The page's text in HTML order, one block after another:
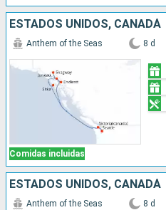
ESTADOS UNIDOS, CANADÁ
Comidas incluidas
Anthem of the Seas 8 d
ESTADOS UNIDOS, CANADÁ
Anthem of the Seas 8 d